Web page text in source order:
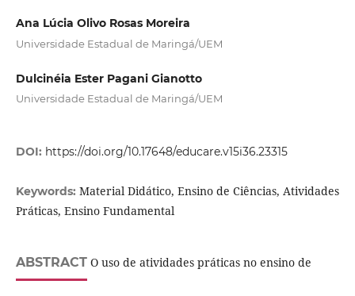
Ana Lúcia Olivo Rosas Moreira
Universidade Estadual de Maringá/UEM
Dulcinéia Ester Pagani Gianotto
Universidade Estadual de Maringá/UEM
DOI: https://doi.org/10.17648/educare.v15i36.23315
Keywords: Material Didático, Ensino de Ciências, Atividades
Práticas, Ensino Fundamental
ABSTRACTO uso de atividades práticas no ensino de